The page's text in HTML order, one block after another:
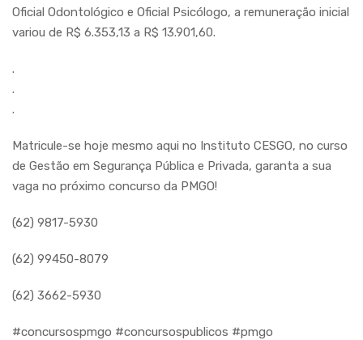
Oficial Odontológico e Oficial Psicólogo, a remuneração inicial
variou de R$ 6.353,13 a R$ 13.901,60.
.
.
.
Matricule-se hoje mesmo aqui no Instituto CESGO, no curso
de Gestão em Segurança Pública e Privada, garanta a sua
vaga no próximo concurso da PMGO!
(62) 9817-5930
(62) 99450-8079
(62) 3662-5930
#concursospmgo #concursospublicos #pmgo